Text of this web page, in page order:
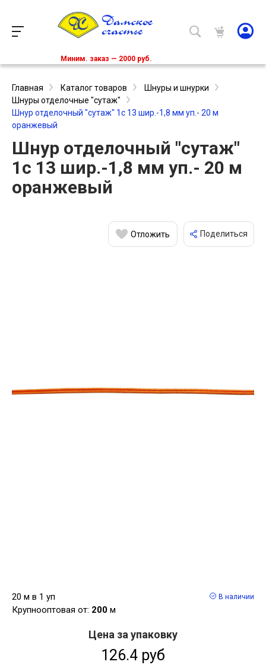
Миним. заказ — 2000 руб.
Главная Каталог товаров
Шнуры и шнурки
Шнуры отделочные "сутаж"
Шнур отделочный "сутаж" 1с 13 шир.-1,8 мм уп.- 20 м
оранжевый
Шнур отделочный "сутаж"
1с 13 шир.-1,8 мм уп.- 20 м
оранжевый
Отложить Поделиться
20 м в 1 уп
Крупнооптовая от: 200 м
В наличии
Цена за упаковку
126.4 руб